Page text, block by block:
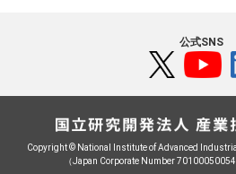
公式SNS
Copyright © National Institute of Advanced Industrial
（Japan Corporate Number